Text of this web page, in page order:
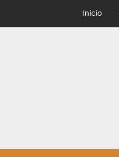
Inicio